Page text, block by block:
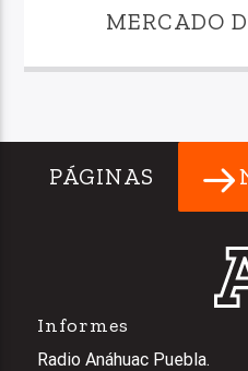
MERCADO
PÁGINAS
Informes
Radio Anáhuac Puebla.